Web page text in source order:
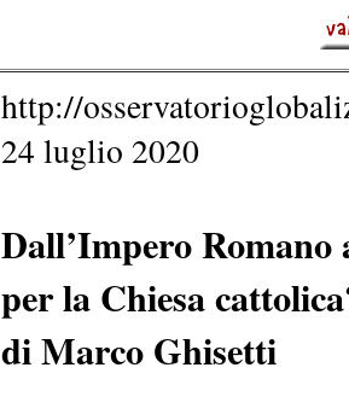
http://
24 luglio 2020
Dall’Impero Romano
per la Chiesa
di Marco Ghisetti